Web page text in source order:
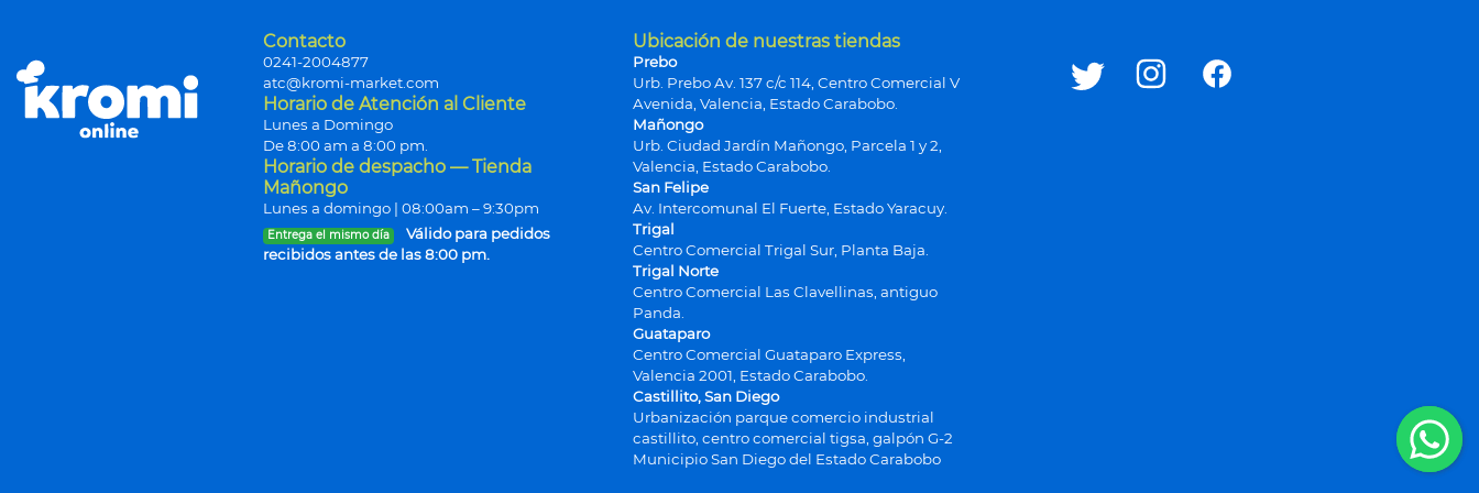
Contacto
0241-2004877
atc@kromi-market.com
Horario de Atención al Cliente
Lunes a Domingo
De 8:00 am a 8:00 pm.
Horario de despacho — Tienda
Mañongo
Lunes a domingo | 08:00am – 9:30pm
Entrega el mismo día
Válido para pedidos
recibidos antes de las 8:00 pm.
Ubicación de nuestras tiendas
Prebo
Urb. Prebo Av. 137 c/c 114, Centro Comercial V
Avenida, Valencia, Estado Carabobo.
Mañongo
Urb. Ciudad Jardín Mañongo, Parcela 1 y 2,
Valencia, Estado Carabobo.
San Felipe
Av. Intercomunal El Fuerte, Estado Yaracuy.
Trigal
Centro Comercial Trigal Sur, Planta Baja.
Trigal Norte
Centro Comercial Las Clavellinas, antiguo
Panda.
Guataparo
Centro Comercial Guataparo Express,
Valencia 2001, Estado Carabobo.
Castillito, San Diego
Urbanización parque comercio industrial
castillito, centro comercial tigsa, galpón G-2
Municipio San Diego del Estado Carabobo